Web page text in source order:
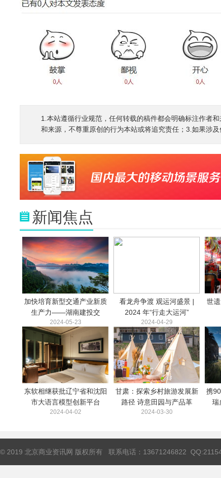
1.本站遵循行业规范，任何转载的稿件都会明确标注作者
和来源，不尊重原创的行为本站或将追究责任；3.如果涉
新闻焦点
加快培育新型交通产业新质
生产力——湖南建投交
2024-05-23
看龙舟争渡 观运河盛景 |
2024 年“行走大运河”
2024-04-29
世
东软相继获批辽宁省和沈阳
市大语言模型创新平台
2024-04-02
甘肃：探索乡村旅游发展新
路径 诗意田园与产品革
2024-03-30
携
瑞
© 2019 北京商业资讯网 版权所有 联系电话：13671246822